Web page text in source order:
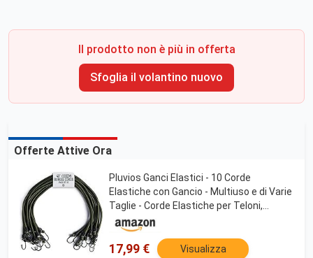
Il prodotto non è più in offerta
Sfoglia il volantino nuovo
Offerte Attive Ora
Pluvios Ganci Elastici - 10 Corde
Elastiche con Gancio - Multiuso e di Varie
Taglie - Corde Elastiche per Teloni,
Portapacchi, Campeggio - Resistenti a
Intemperie e Raggi UV
17,99 € Visualizza